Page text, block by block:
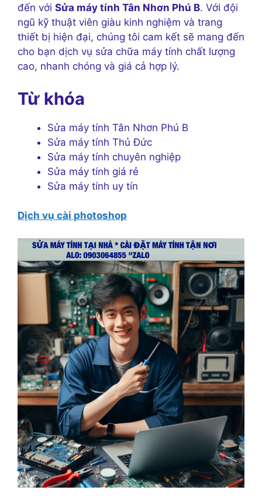
đến với Sửa máy tính Tân Nhơn Phú B. Với đội
ngũ kỹ thuật viên giàu kinh nghiệm và trang
thiết bị hiện đại, chúng tôi cam kết sẽ mang đến
cho bạn dịch vụ sửa chữa máy tính chất lượng
cao, nhanh chóng và giá cả hợp lý.
Từ khóa
Sửa máy tính Tân Nhơn Phú B
Sửa máy tính Thủ Đức
Sửa máy tính chuyên nghiệp
Sửa máy tính giá rẻ
Sửa máy tính uy tín
Dịch vụ cài photoshop